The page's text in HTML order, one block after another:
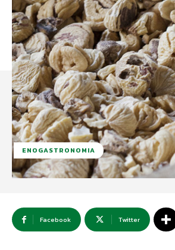
ENOGASTRONOMIA
Facebook Twitter